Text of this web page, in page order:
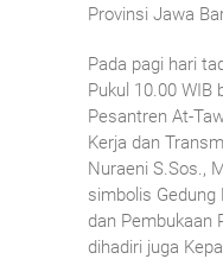
Provinsi Jawa
Pada pagi hari
Pukul 10.00 WIB
Pesantren At-
Kerja dan
Nuraeni S.Sos.,
simbolis Gedung
dan Pembukaan
dihadiri juga